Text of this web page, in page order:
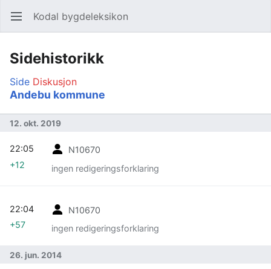
Åpne hovedmenyen Kodal bygdeleksikon
Sidehistorikk
Side Diskusjon
Andebu kommune
12. okt. 2019
N10670
ingen redigeringsforklaring
22:05
+12
N10670
ingen redigeringsforklaring
22:04
+57
26. jun. 2014